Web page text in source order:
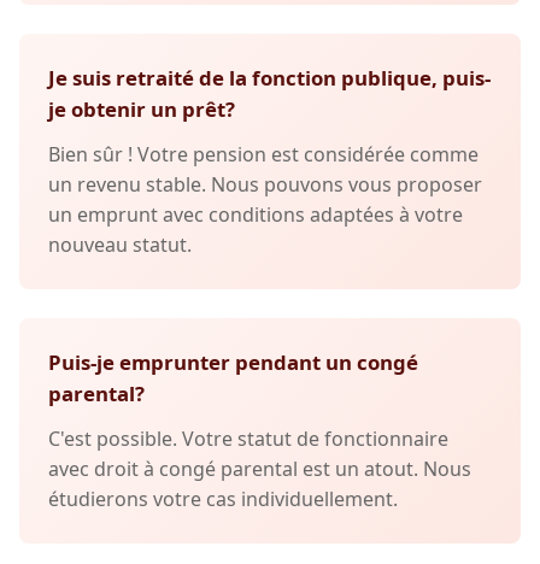
Je suis retraité de la fonction publique, puis-
je obtenir un prêt?
Bien sûr ! Votre pension est considérée comme
un revenu stable. Nous pouvons vous proposer
un emprunt avec conditions adaptées à votre
nouveau statut.
Puis-je emprunter pendant un congé
parental?
C'est possible. Votre statut de fonctionnaire
avec droit à congé parental est un atout. Nous
étudierons votre cas individuellement.